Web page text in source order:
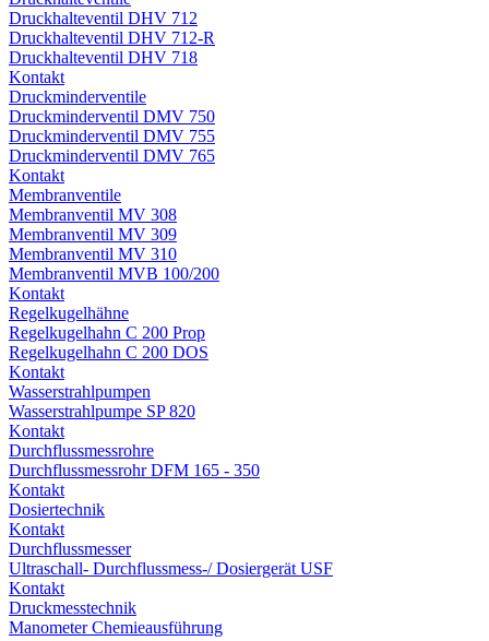
Druckhalteventil DHV 712
Druckhalteventil DHV 712-R
Druckhalteventil DHV 718
Kontakt
Druckminderventile
Druckminderventil DMV 750
Druckminderventil DMV 755
Druckminderventil DMV 765
Kontakt
Membranventile
Membranventil MV 308
Membranventil MV 309
Membranventil MV 310
Membranventil MVB 100/200
Kontakt
Regelkugelhähne
Regelkugelhahn C 200 Prop
Regelkugelhahn C 200 DOS
Kontakt
Wasserstrahlpumpen
Wasserstrahlpumpe SP 820
Kontakt
Durchflussmessrohre
Durchflussmessrohr DFM 165 - 350
Kontakt
Dosiertechnik
Kontakt
Durchflussmesser
Ultraschall- Durchflussmess-/ Dosiergerät USF
Kontakt
Druckmesstechnik
Manometer Chemieausführung